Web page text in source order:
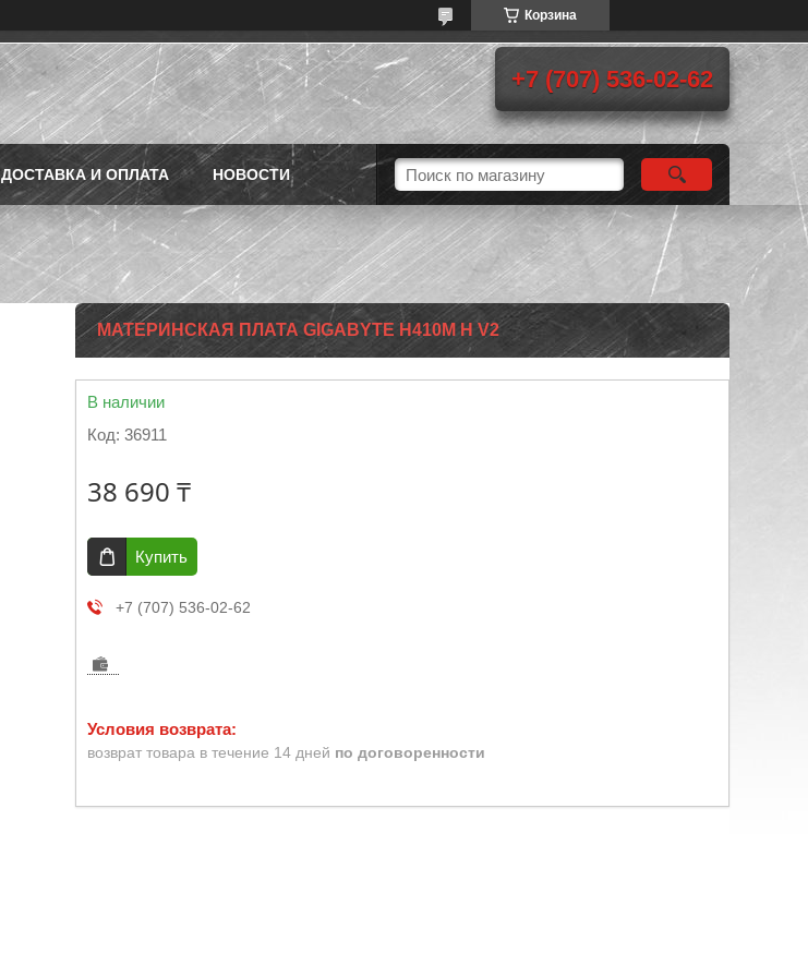
Корзина
+7 (707) 536-02-62
ДОСТАВКА И ОПЛАТА НОВОСТИ
МАТЕРИНСКАЯ ПЛАТА GIGABYTE H410M H V2
В наличии
Код: 36911
38 690 ₸
Купить
+7 (707) 536-02-62
возврат товара в течение 14 дней по договоренности